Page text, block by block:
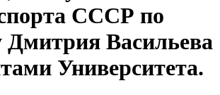
СССР по
Дмитрия Васильева
Университета.